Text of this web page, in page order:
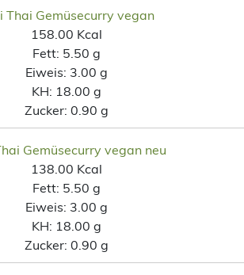
Thai Gemüsecurry vegan
158.00 Kcal
Fett: 5.50 g
Eiweis: 3.00 g
KH: 18.00 g
Zucker: 0.90 g
Gemüsecurry vegan neu
138.00 Kcal
Fett: 5.50 g
Eiweis: 3.00 g
KH: 18.00 g
Zucker: 0.90 g